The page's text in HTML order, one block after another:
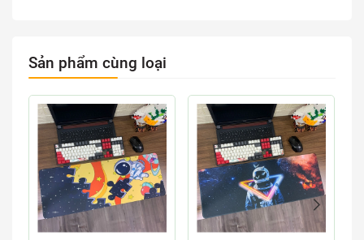
Sản phẩm cùng loại